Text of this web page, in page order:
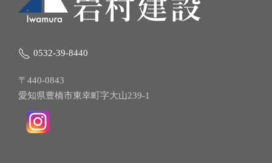
0532-39-8440
〒440-0843
愛知県豊橋市東幸町字大山239-1